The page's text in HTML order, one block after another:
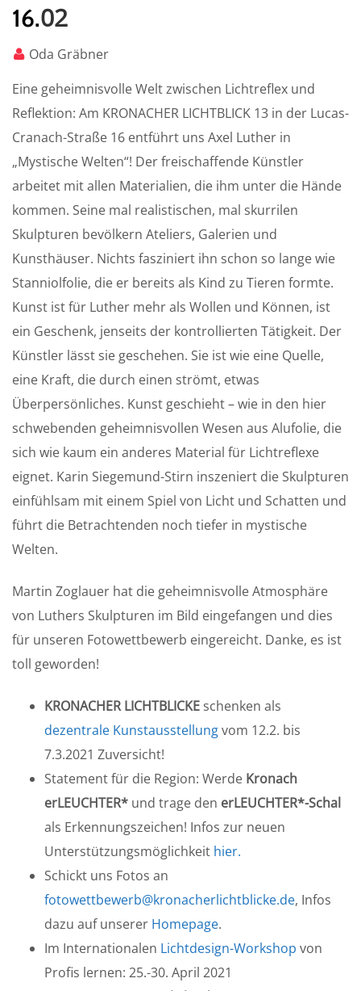
16.02
Oda Gräbner
Eine geheimnisvolle Welt zwischen Lichtreflex und
Reflektion: Am KRONACHER LICHTBLICK 13 in der Lucas-
Cranach-Straße 16 entführt uns Axel Luther in
„Mystische Welten“! Der freischaffende Künstler
arbeitet mit allen Materialien, die ihm unter die Hände
kommen. Seine mal realistischen, mal skurrilen
Skulpturen bevölkern Ateliers, Galerien und
Kunsthäuser. Nichts fasziniert ihn schon so lange wie
Stanniolfolie, die er bereits als Kind zu Tieren formte.
Kunst ist für Luther mehr als Wollen und Können, ist
ein Geschenk, jenseits der kontrollierten Tätigkeit. Der
Künstler lässt sie geschehen. Sie ist wie eine Quelle,
eine Kraft, die durch einen strömt, etwas
Überpersönliches. Kunst geschieht – wie in den hier
schwebenden geheimnisvollen Wesen aus Alufolie, die
sich wie kaum ein anderes Material für Lichtreflexe
eignet. Karin Siegemund-Stirn inszeniert die Skulpturen
einfühlsam mit einem Spiel von Licht und Schatten und
führt die Betrachtenden noch tiefer in mystische
Welten.
Martin Zoglauer hat die geheimnisvolle Atmosphäre
von Luthers Skulpturen im Bild eingefangen und dies
für unseren Fotowettbewerb eingereicht. Danke, es ist
toll geworden!
KRONACHER LICHTBLICKE schenken als
dezentrale Kunstausstellungvom 12.2. bis
7.3.2021 Zuversicht!
Statement für die Region: Werde Kronach
erLEUCHTER* und trage den erLEUCHTER*-Schal
als Erkennungszeichen! Infos zur neuen
Unterstützungsmöglichkeit hier.
Schickt uns Fotos an
fotowettbewerb@kronacherlichtblicke.de, Infos
dazu auf unserer Homepage.
Im Internationalen Lichtdesign-Workshop von
Profis lernen: 25.-30. April 2021